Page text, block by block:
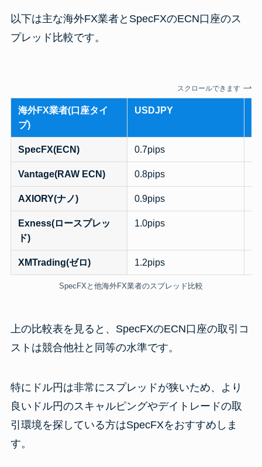
以下は主な海外FX業者とSpecFXのECN口座のス
プレッド比較です。
スクロールできます
海外FX業者(口座タイ
プ)
USDJPY
SpecFX(ECN) 0.7pips
Vantage(RAW ECN) 0.8pips
AXIORY(ナノ) 0.9pips
Exness(ロースプレッ
ド)
1.0pips
XMTrading(ゼロ) 1.2pips
SpecFXと他海外FX業者のスプレッド比較
上の比較表を見ると、SpecFXのECN口座の取引コ
ストは競合他社と同等の水準です。
特にドル円は非常にスプレッドが狭いため、より
良いドル円のスキャルピングやデイトレードの取
引環境を探している方はSpecFXをおすすめしま
す。